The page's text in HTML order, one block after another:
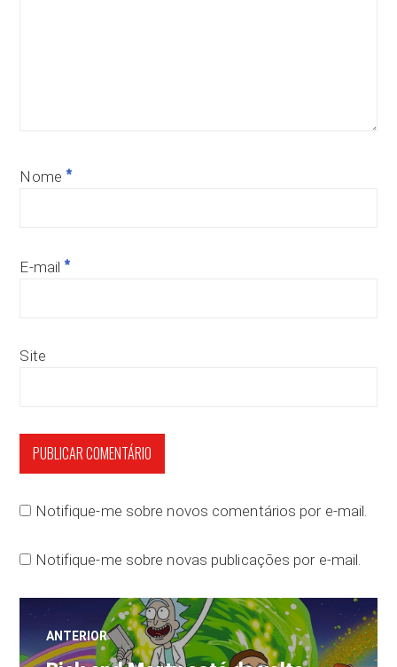
Nome *
E-mail *
Site
Notifique-me sobre novos comentários por e-mail.
Notifique-me sobre novas publicações por e-mail.
Navegação
ANTERIOR